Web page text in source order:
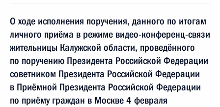
О ходе исполнения поручения, данного по итогам
личного приёма в режиме видео-конференц-связи
жительницы Калужской области, проведённого
по поручению Президента Российской Федерации
советником Президента Российской Федерации
в Приёмной Президента Российской Федерации
по приёму граждан в Москве 4 февраля